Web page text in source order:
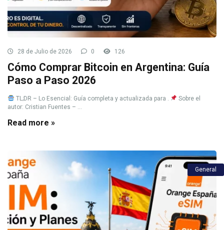
28 de Julio de 2026 0 126
Cómo Comprar Bitcoin en Argentina: Guía
Paso a Paso 2026
TL;DR – Lo Esencial: Guía completa y actualizada para .
Sobre el
autor: Cristian Fuentes – ...
Read more »
General